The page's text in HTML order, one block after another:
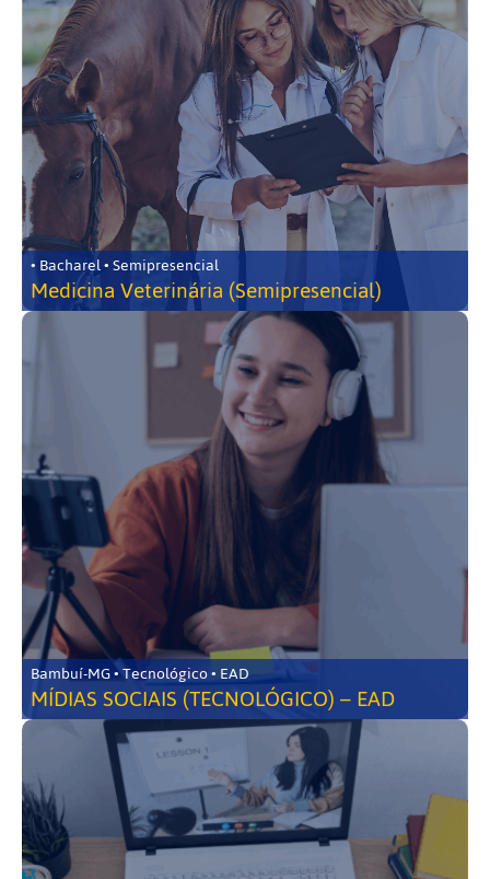
• Bacharel • Semipresencial
Medicina Veterinária (Semipresencial)
Bambuí-MG • Tecnológico • EAD
MÍDIAS SOCIAIS (TECNOLÓGICO) – EAD